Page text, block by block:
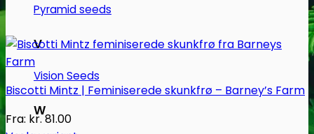
Pyramid seeds
V
Vision Seeds
W
Biscotti Mintz | Feminiserede skunkfrø – Barney’s Farm
Fra: kr.81.00